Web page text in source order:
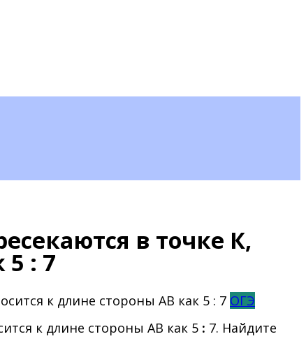
в точке К,
: 7
ОГЭ
к длине стороны АВ как 5 : 7. Найдите